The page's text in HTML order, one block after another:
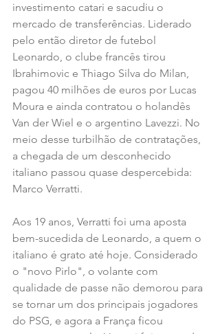
investimento catari e sacudiu o
mercado de transferências. Liderado
pelo então diretor de futebol
Leonardo, o clube francês tirou
Ibrahimovic e Thiago Silva do Milan,
pagou 40 milhões de euros por Lucas
Moura e ainda contratou o holandês
Van der Wiel e o argentino Lavezzi. No
meio desse turbilhão de contratações,
a chegada de um desconhecido
italiano passou quase despercebida:
Marco Verratti.
Aos 19 anos, Verratti foi uma aposta
bem-sucedida de Leonardo, a quem o
italiano é grato até hoje. Considerado
o "novo Pirlo", o volante com
qualidade de passe não demorou para
se tornar um dos principais jogadores
do PSG, e agora a França ficou